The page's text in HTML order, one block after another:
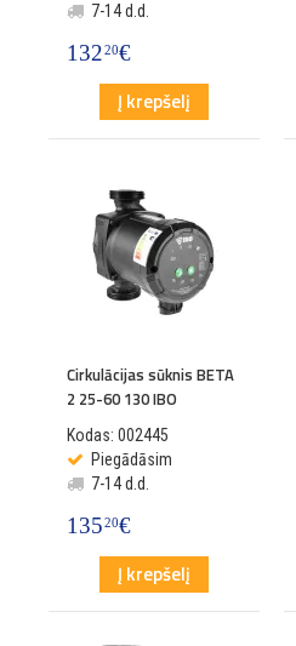
7-14 d.d.
13220€
Į krepšelį
Cirkulācijas sūknis BETA
2 25-60 130 IBO
Kodas: 002445
Piegādāsim
7-14 d.d.
13520€
Į krepšelį